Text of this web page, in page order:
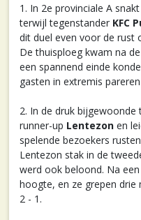
1. In 2e provinciale A snakt
terwijl tegenstander KFC
dit duel even voor de rust
De thuisploeg kwam na
een spannend einde
gasten in extremis
2. In de druk
runner-up Lentezon en
spelende bezoekers
Lentezon stak in de
werd ook beloond. Na
hoogte, en ze grepen
2 - 1.